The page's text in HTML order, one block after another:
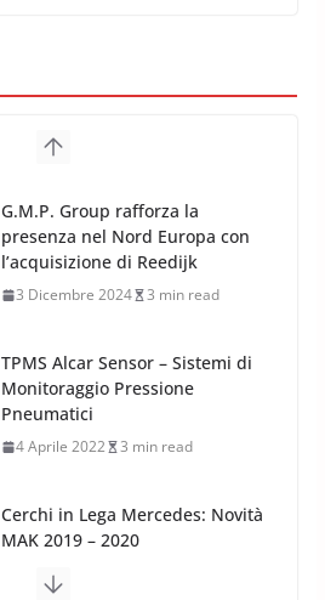
TPMS Alcar Sensor – Sistemi di
Monitoraggio Pressione
Pneumatici
4 Aprile 2022 3 min read
Cerchi in Lega Mercedes: Novità
MAK 2019 – 2020
16 Settembre 2019
MAK FIVESTAR (2019)
24 Luglio 2019 1 min read